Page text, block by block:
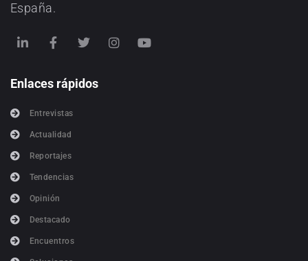
España.
Enlaces rápidos
Entrevistas
Actualidad
Reportajes
Tendencias
Opinión
Destacado
Encuentros